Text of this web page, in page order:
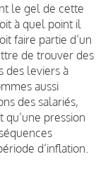
le gel de cette
à quel point il
faire partie d’un
de trouver des
des leviers à
aussi
des salariés,
pression
d’inflation.